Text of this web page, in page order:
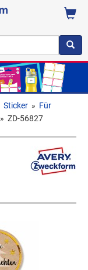
Sticker » Für
» ZD-56827